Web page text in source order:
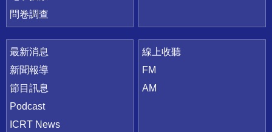
問卷調查
最新消息
新聞報導
節目訊息
Podcast
ICRT News
線上收聽
FM
AM